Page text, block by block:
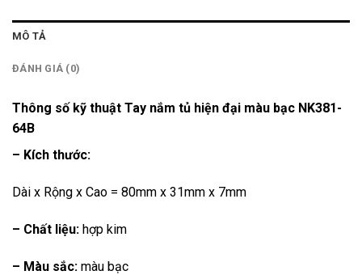
MÔ TẢ
ĐÁNH GIÁ (0)
Thông số kỹ thuật Tay nắm tủ hiện đại màu bạc NK381-
64B
– Kích thước:
Dài x Rộng x Cao = 80mm x 31mm x 7mm
– Chất liệu: hợp kim
– Màu sắc: màu bạc